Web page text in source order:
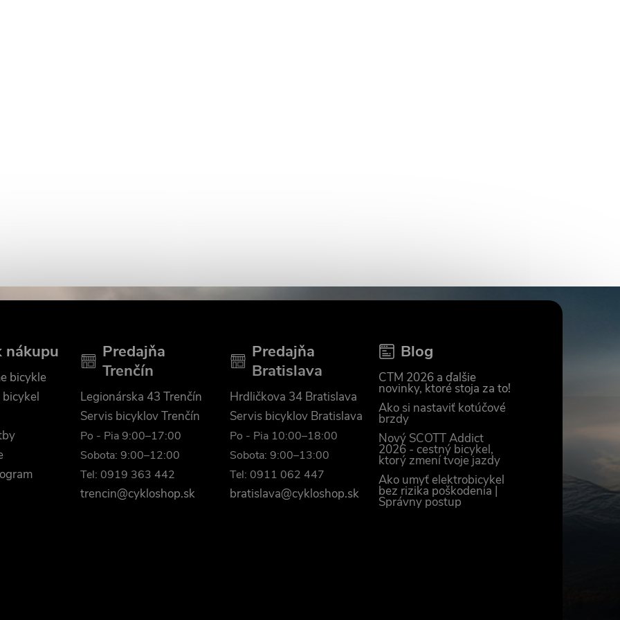
nákupu
bicykle
Predajňa
Trenčín
Legionárska 43 Trenčín
Servis bicyklov Trenčín
Po - Pia 9:00–17:00
Sobota: 9:00–12:00
Tel: 0919 363 442
trencin@cykloshop.sk
Predajňa
Bratislava
Hrdličkova 34 Bratislava
Servis bicyklov Bratislava
Po - Pia 10:00–18:00
Sobota: 9:00–13:00
Tel: 0911 062 447
bratislava@cykloshop.sk
Blog
CTM 2026 a ďalšie
novinky, ktoré stoja za to!
Ako si nastaviť kotúčové
brzdy
Nový SCOTT Addict
2026 - cestný bicykel,
ktorý zmení tvoje jazdy
Ako umyť elektrobicykel
bez rizika poškodenia |
Správny postup